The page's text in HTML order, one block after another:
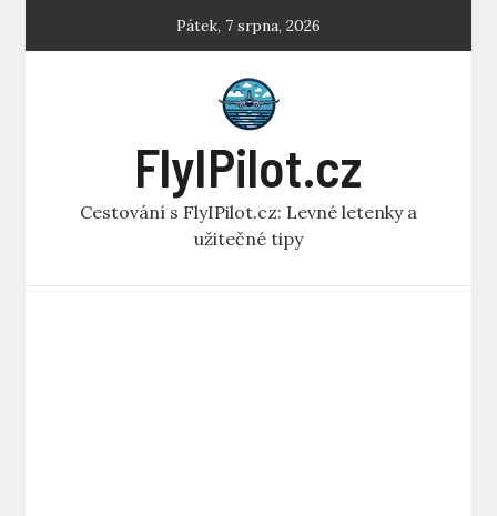
Pátek, 7 srpna, 2026
FlyIPilot.cz
Cestování s FlyIPilot.cz: Levné letenky a
užitečné tipy